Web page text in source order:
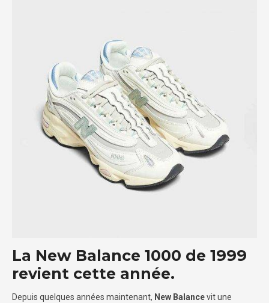
La New Balance 1000 de 1999
revient cette année.
Depuis quelques années maintenant, New Balancevit une